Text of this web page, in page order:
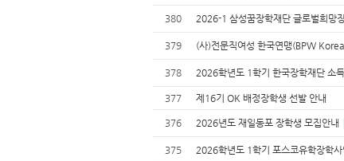
380 2026-1 삼성꿈장학재단 글로벌희
379 (사)전문직여성 한국연맹(BPW
378 2026학년도 1학기 한국장학재단 소
377 제16기 OK 배정장학생 선발 안내
376 2026년도 재일동포 장학생 모집안내
375 2026학년도 1학기 포스코유학장학